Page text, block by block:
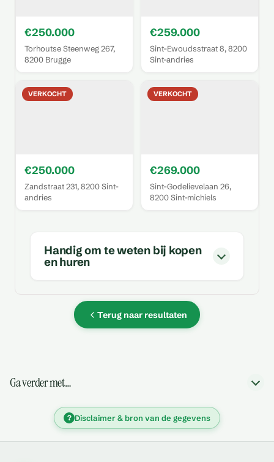
€250.000
Torhoutse Steenweg 267,
8200 Brugge
€259.000
Sint-Ewoudsstraat 8, 8200
Sint-andries
VERKOCHT
€250.000
Zandstraat 231, 8200 Sint-
andries
VERKOCHT
€269.000
Sint-Godelievelaan 26,
8200 Sint-michiels
Handig om te weten bij kopen
en huren
Terug naar resultaten
Ga verder met…
? Disclaimer & bron van de gegevens